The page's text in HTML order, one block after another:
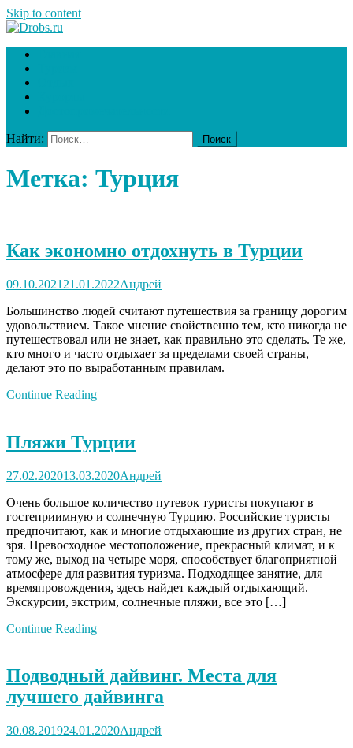
Skip to content
Drobs.ru
Ваш гид в мире туризма
Найти:
Метка: Турция
Как экономно отдохнуть в Турции
09.10.2021 21.01.2022Андрей
Большинство людей считают путешествия за границу дорогим
удовольствием. Такое мнение свойственно тем, кто никогда не
путешествовал или не знает, как правильно это сделать. Те же,
кто много и часто отдыхает за пределами своей страны,
делают это по выработанным правилам.
Continue Reading
Пляжи Турции
27.02.202013.03.2020Андрей
Очень большое количество путевок туристы покупают в
гостеприимную и солнечную Турцию. Российские туристы
предпочитают, как и многие отдыхающие из других стран, не
зря. Превосходное местоположение, прекрасный климат, и к
тому же, выход на четыре моря, способствует благоприятной
атмосфере для развития туризма. Подходящее занятие, для
времяпровождения, здесь найдет каждый отдыхающий.
Экскурсии, экстрим, солнечные пляжи, все это […]
Continue Reading
Подводный дайвинг. Места для
лучшего дайвинга
30.08.201924.01.2020Андрей